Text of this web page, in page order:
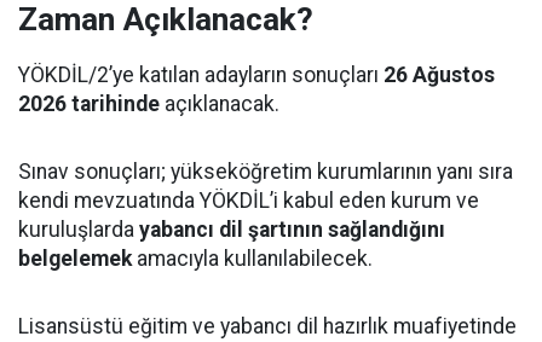
Zaman Açıklanacak?
YÖKDİL/2’ye katılan adayların sonuçları 26 Ağustos
2026 tarihinde açıklanacak.
Sınav sonuçları; yükseköğretim kurumlarının yanı sıra
kendi mevzuatında YÖKDİL’i kabul eden kurum ve
kuruluşlarda yabancı dil şartının sağlandığını
belgelemekamacıyla kullanılabilecek.
Lisansüstü eğitim ve yabancı dil hazırlık muafiyetinde